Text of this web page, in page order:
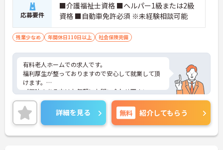
応募要件
■介護福祉士資格 ■ヘルパー1級または2級
資格 ■自動車免許必須 ※未経験相談可能
残業少なめ 年間休日110日以上 社会保険完備
有料老人ホームでの求人です。
福利厚生が整っておりますので安心して就業して頂
けます。
ご興味のある方はお気軽にお問い合わせ下さい。
詳細を見る 無料 紹介してもらう